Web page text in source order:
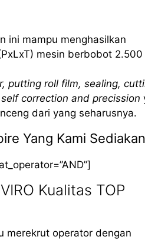
ini mampu menghasilkan
mesin berbobot 2.500
putting roll film, sealing,
correction and precission
dari yang seharusnya.
Yang Kami Sediakan
Kualitas TOP
merekrut operator dengan